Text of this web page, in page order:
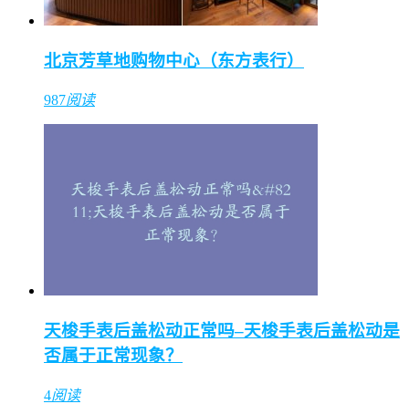
北京芳草地购物中心（东方表行）
987阅读
天梭手表后盖松动正常吗–天梭手表后盖松动是
否属于正常现象？
4阅读